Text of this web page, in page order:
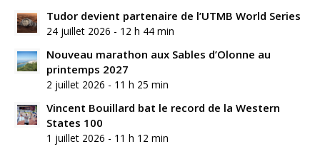
Tudor devient partenaire de l’UTMB World Series
24 juillet 2026 - 12 h 44 min
Nouveau marathon aux Sables d’Olonne au
printemps 2027
2 juillet 2026 - 11 h 25 min
Vincent Bouillard bat le record de la Western
States 100
1 juillet 2026 - 11 h 12 min